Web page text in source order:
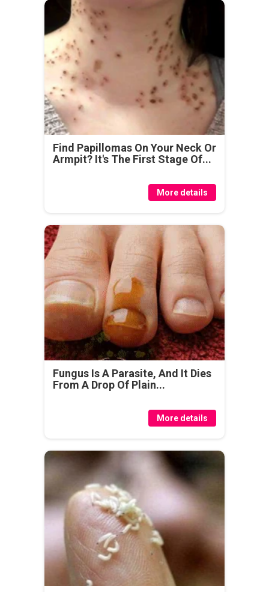
Find Papillomas On Your Neck Or
Armpit? It's The First Stage Of...
More details
Fungus Is A Parasite, And It Dies
From A Drop Of Plain...
More details